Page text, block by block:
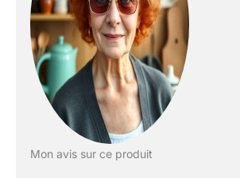
continu sans
arrêt, évitant
arrêts et
fréquents.
Température :
Contrairement
Mon avis sur ce produit